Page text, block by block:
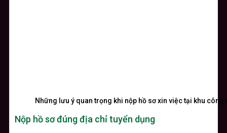
Những lưu ý quan trọng khi nộp hồ sơ xin việc tại khu
Nộp hồ sơ đúng địa chỉ tuyển dụng